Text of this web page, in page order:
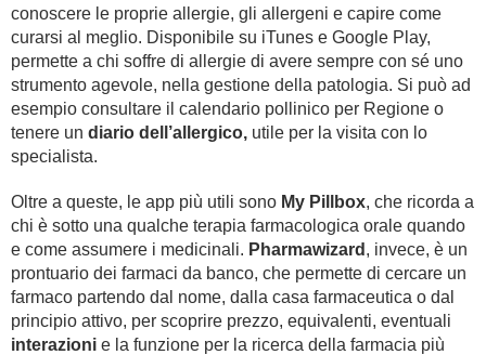
conoscere le proprie allergie, gli allergeni e capire come
curarsi al meglio. Disponibile su iTunes e Google Play,
permette a chi soffre di allergie di avere sempre con sé uno
strumento agevole, nella gestione della patologia. Si può ad
esempio consultare il calendario pollinico per Regione o
tenere un diario dell’allergico, utile per la visita con lo
specialista.
Oltre a queste, le app più utili sono My Pillbox, che ricorda a
chi è sotto una qualche terapia farmacologica orale quando
e come assumere i medicinali. Pharmawizard , invece, è un
prontuario dei farmaci da banco, che permette di cercare un
farmaco partendo dal nome, dalla casa farmaceutica o dal
principio attivo, per scoprire prezzo, equivalenti, eventuali
interazioni e la funzione per la ricerca della farmacia più